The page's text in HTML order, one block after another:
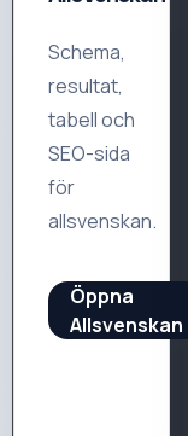
Schema,
resultat,
tabell och
SEO-sida
för
allsvenskan.
Öppna
Allsvenskan